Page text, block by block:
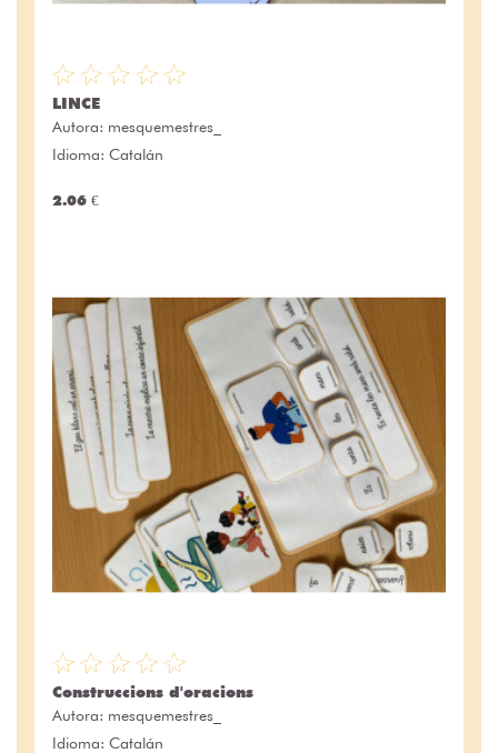
LINCE
Autora: mesquemestres_
Idioma: Catalán
2.06 €
Construccions d'oracions
Autora: mesquemestres_
Idioma: Catalán